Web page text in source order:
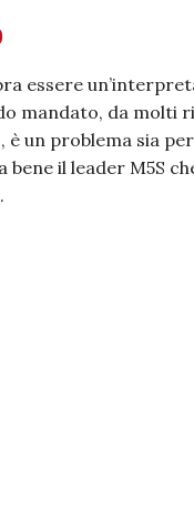
essere
mandato, da molti
un problema sia
bene il leader M5S